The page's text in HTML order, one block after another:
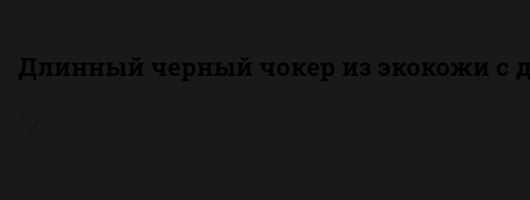
Длинный черный чокер из экокожи с